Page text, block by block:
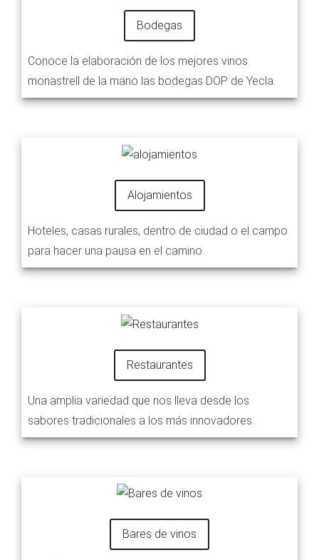
Bodegas
Conoce la elaboración de los mejores vinos
monastrell de la mano las bodegas DOP de Yecla.
Alojamientos
Hoteles, casas rurales, dentro de ciudad o el campo
para hacer una pausa en el camino.
Restaurantes
Una amplia variedad que nos lleva desde los
sabores tradicionales a los más innovadores.
Bares de vinos